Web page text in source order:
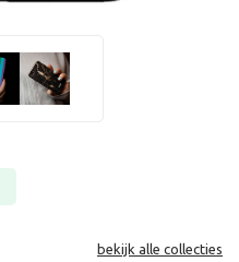
bekijk alle collecties